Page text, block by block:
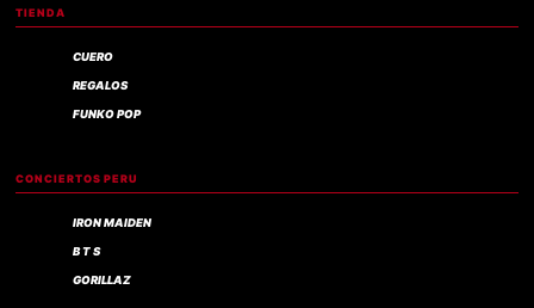
TIENDA
CUERO
REGALOS
FUNKO POP
CONCIERTOS PERU
IRON MAIDEN
B T S
GORILLAZ